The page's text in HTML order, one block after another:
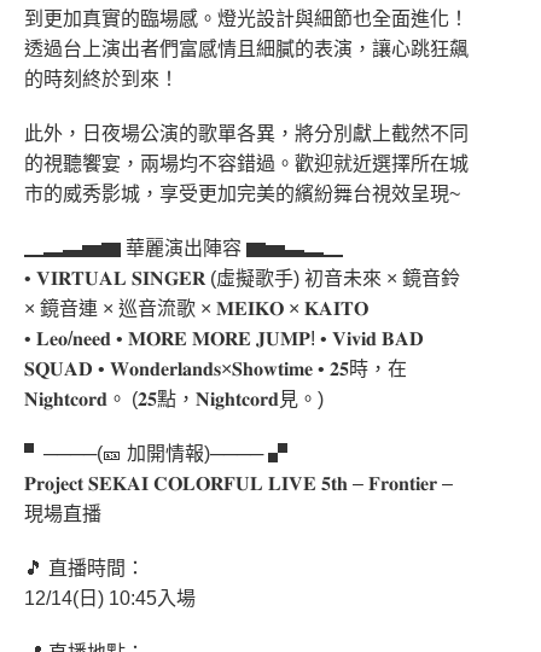
到更加真實的臨場感。燈光設計與細節也全面進化！
透過台上演出者們富感情且細膩的表演，讓心跳狂飆
的時刻終於到來！
此外，日夜場公演的歌單各異，將分別獻上截然不同
的視聽饗宴，兩場均不容錯過。歡迎就近選擇所在城
市的威秀影城，享受更加完美的繽紛舞台視效呈現~
▁▂▃▅▆ 華麗演出陣容 ▆▅▃▂▁
• 𝐕𝐈𝐑𝐓𝐔𝐀𝐋 𝐒𝐈𝐍𝐆𝐄𝐑 (虛擬歌手) 初音未來 × 鏡音鈴
× 鏡音連 × 巡音流歌 × 𝐌𝐄𝐈𝐊𝐎 × 𝐊𝐀𝐈𝐓𝐎
• 𝐋𝐞𝐨/𝐧𝐞𝐞𝐝 • 𝐌𝐎𝐑𝐄 𝐌𝐎𝐑𝐄 𝐉𝐔𝐌𝐏! • 𝐕𝐢𝐯𝐢𝐝 𝐁𝐀𝐃
𝐒𝐐𝐔𝐀𝐃 • 𝐖𝐨𝐧𝐝𝐞𝐫𝐥𝐚𝐧𝐝𝐬×𝐒𝐡𝐨𝐰𝐭𝐢𝐦𝐞 • 𝟐𝟓時，在
𝐍𝐢𝐠𝐡𝐭𝐜𝐨𝐫𝐝。 (𝟐𝟓點，𝐍𝐢𝐠𝐡𝐭𝐜𝐨𝐫𝐝見。)
▘────(🎫 加開情報)──── ▞
𝐏𝐫𝐨𝐣𝐞𝐜𝐭 𝐒𝐄𝐊𝐀𝐈 𝐂𝐎𝐋𝐎𝐑𝐅𝐔𝐋 𝐋𝐈𝐕𝐄 𝟓𝐭𝐡 – 𝐅𝐫𝐨𝐧𝐭𝐢𝐞𝐫 –
現場直播
🎵 直播時間：
12/14(日) 10:45入場